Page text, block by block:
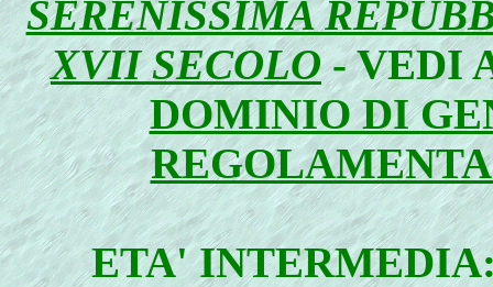
SERENISSIMA
XVII SECOLO- VEDI
DOMINIO DI
ETA'